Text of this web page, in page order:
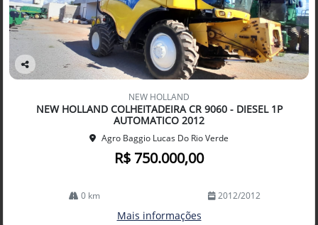
Co
NEW HOLLAND
NEW HOLLAND COLHEITADEIRA CR 9060 - DIESEL 1P
AUTOMATICO 2012
Agro Baggio Lucas Do Rio Verde
R$ 750.000,00
0 km 2012/2012
Mais informações